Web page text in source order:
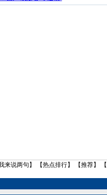
来说两句 】 【热点排行】 【推荐】